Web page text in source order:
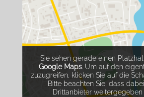
Sie sehen gerade einen
Google Maps. Um auf den
zuzugreifen, klicken Sie auf die
Bitte beachten Sie, dass
Drittanbieter weitergegeben